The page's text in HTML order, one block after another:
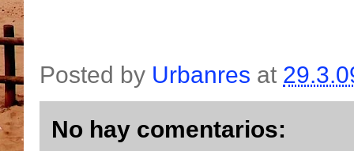
Posted by Urbanres at
No hay comentarios: